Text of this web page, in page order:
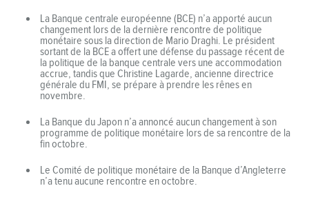
La Banque centrale européenne (BCE) n’a apporté aucun
changement lors de la dernière rencontre de politique
monétaire sous la direction de Mario Draghi. Le président
sortant de la BCE a offert une défense du passage récent de
la politique de la banque centrale vers une accommodation
accrue, tandis que Christine Lagarde, ancienne directrice
générale du FMI, se prépare à prendre les rênes en
novembre.
La Banque du Japon n’a annoncé aucun changement à son
programme de politique monétaire lors de sa rencontre de la
fin octobre.
Le Comité de politique monétaire de la Banque d’Angleterre
n’a tenu aucune rencontre en octobre.